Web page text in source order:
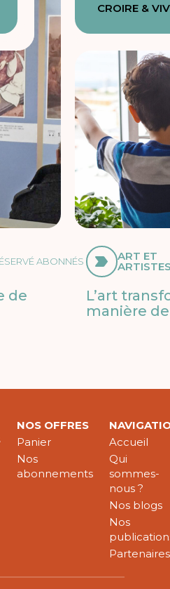
ABONNÉS
de
CROIRE &
ART ET
L’art
manière
NOS OFFRES
Panier
Nos
abonnements
Accueil
Qui
sommes-
nous ?
Nos blogs
Nos
Partenaires